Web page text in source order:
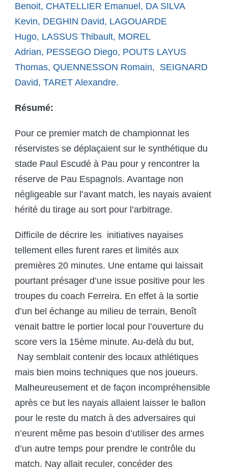
Benoit, CHATELLIER Emanuel, DA SILVA
Kevin, DEGHIN David, LAGOUARDE
Hugo, LASSUS Thibault, MOREL
Adrian, PESSEGO Diego, POUTS LAYUS
Thomas, QUENNESSON Romain, SEIGNARD
David, TARET Alexandre.
Résumé:
Pour ce premier match de championnat les
réservistes se déplaçaient sur le synthétique du
stade Paul Escudé à Pau pour y rencontrer la
réserve de Pau Espagnols. Avantage non
négligeable sur l’avant match, les nayais avaient
hérité du tirage au sort pour l’arbitrage.
Difficile de décrire les initiatives nayaises
tellement elles furent rares et limités aux
premières 20 minutes. Une entame qui laissait
pourtant présager d’une issue positive pour les
troupes du coach Ferreira. En effet à la sortie
d’un bel échange au milieu de terrain, Benoît
venait battre le portier local pour l’ouverture du
score vers la 15ème minute. Au-delà du but,
Nay semblait contenir des locaux athlétiques
mais bien moins techniques que nos joueurs.
Malheureusement et de façon incompréhensible
après ce but les nayais allaient laisser le ballon
pour le reste du match à des adversaires qui
n’eurent même pas besoin d’utiliser des armes
d’un autre temps pour prendre le contrôle du
match. Nay allait reculer, concéder des